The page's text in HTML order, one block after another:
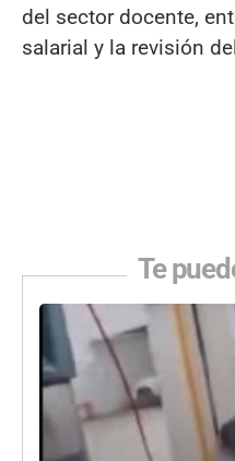
del sector docente,
salarial y la revisión
Te